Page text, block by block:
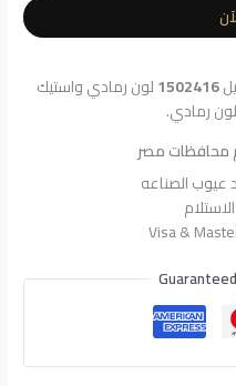
1502416لون رمادي واستيك
رمادي.
مصر
الصناعه